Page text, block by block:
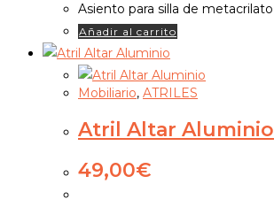
Asiento para silla de metacrilato
Añadir al carrito
Mobiliario, ATRILES
Atril Altar Aluminio
49,00€